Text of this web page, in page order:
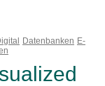
Datenbanken E-